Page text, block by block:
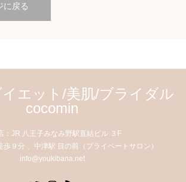
に戻る
エット/美肌/ブライダル
cocomin
：JR 八王子みなみ野駅直結ビル ３F
歩９分 、中津駅 目の前（プライベートサロン）
info@youkibana.net